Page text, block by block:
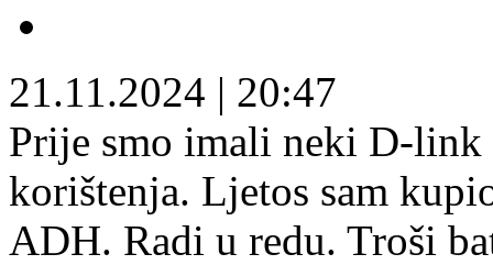
21.11.2024 | 20:47
Prije smo imali neki D-link
korištenja. Ljetos sam
ADH. Radi u redu. Troši